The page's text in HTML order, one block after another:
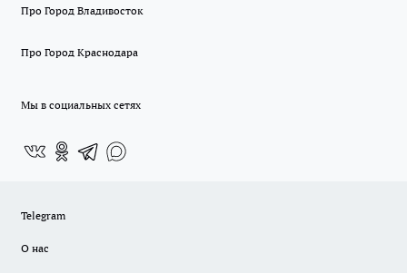
Про Город Владивосток
Про Город Краснодара
Мы в социальных сетях
Telegram
О нас